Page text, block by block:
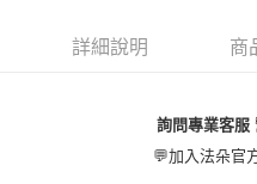
醒簡訊。
1.本服務係由「台灣大哥大股份有
【不提供萊爾富取貨】
詳細說明 商
詢問專業客服
💬加入法朵官